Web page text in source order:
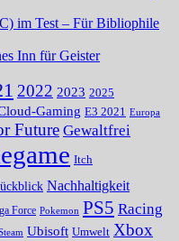
im Test – Für Bibliophile
Inn für Geister
2022 2023 2025
Gaming E3 2021 Europa
Future Gewaltfrei
Itch
Nachhaltigkeit
Force Pokemon PS5 Racing
Ubisoft Umwelt Xbox